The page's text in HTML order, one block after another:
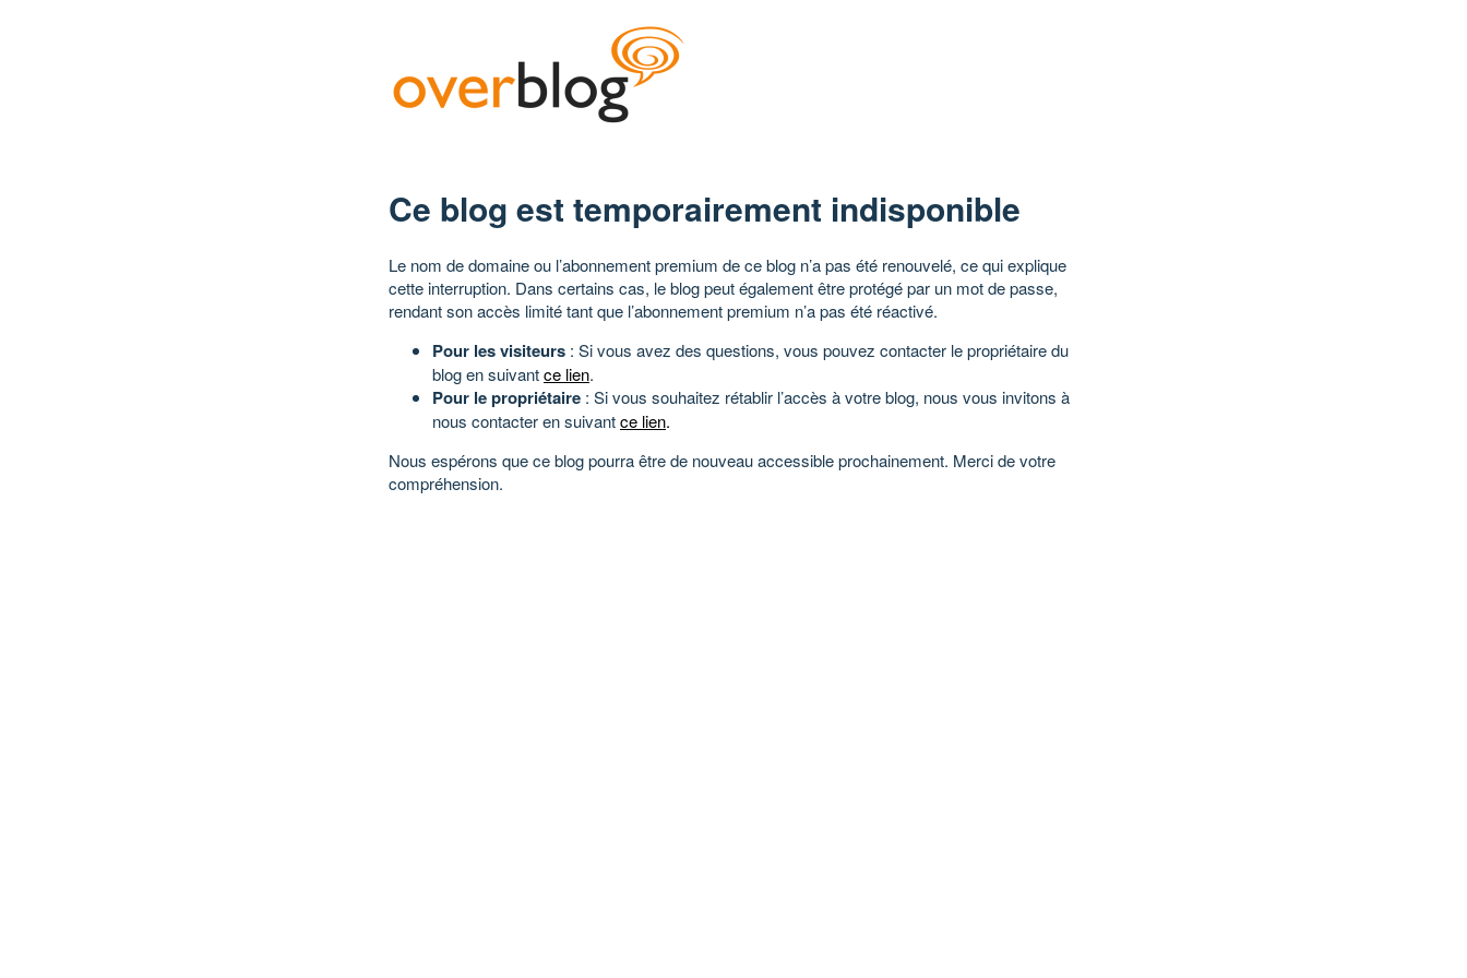
Ce blog est temporairement indisponible
Le nom de domaine ou l’abonnement premium de ce blog n’a pas été renouvelé, ce qui explique
cette interruption. Dans certains cas, le blog peut également être protégé par un mot de passe,
rendant son accès limité tant que l’abonnement premium n’a pas été réactivé.
Pour les visiteurs : Si vous avez des questions, vous pouvez contacter le propriétaire du
blog en suivantce lien.
Pour le propriétaire : Si vous souhaitez rétablir l’accès à votre blog, nous vous invitons à
nous contacter en suivantce lien.
Nous espérons que ce blog pourra être de nouveau accessible prochainement. Merci de votre
compréhension.